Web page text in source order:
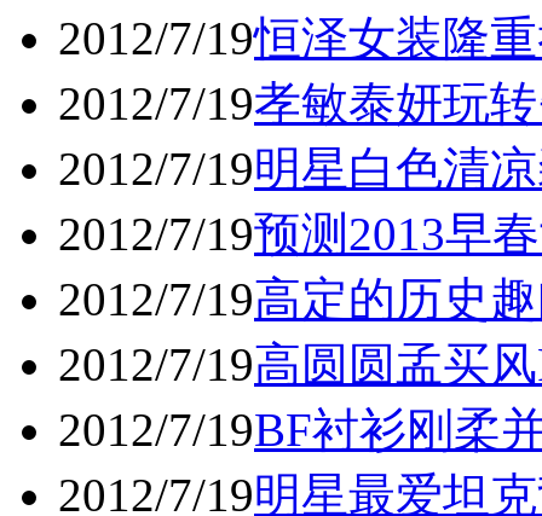
2012/7/19恒泽女装隆
2012/7/19孝敏泰妍玩
2012/7/19明星白色清
2012/7/19预测2013早
2012/7/19高定的历史
2012/7/19高圆圆孟买
2012/7/19BF衬衫刚柔
2012/7/19明星最爱坦